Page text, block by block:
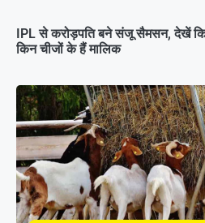
IPL से करोड़पति बने संजू सैमसन, देखें
किन चीजों के हैं मालिक